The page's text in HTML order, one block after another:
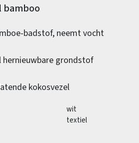
bamboo
badstof, neemt vocht
hernieuwbare grondstof
kokosvezel
wit
textiel